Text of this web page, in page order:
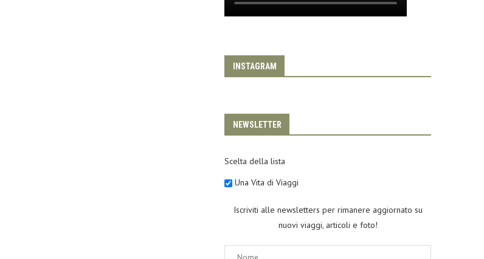
INSTAGRAM
NEWSLETTER
Scelta della lista
Una Vita di Viaggi
Iscriviti alle newsletters per rimanere aggiornato su
nuovi viaggi, articoli e foto!